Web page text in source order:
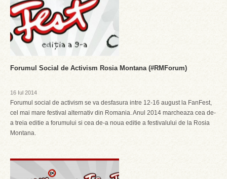
Forumul Social de Activism Rosia Montana (#RMForum)
16 Iul 2014
Forumul social de activism se va desfasura intre 12-16 august la FanFest,
cel mai mare festival alternativ din Romania. Anul 2014 marcheaza cea de-
a treia editie a forumului si cea de-a noua editie a festivalului de la Rosia
Montana.